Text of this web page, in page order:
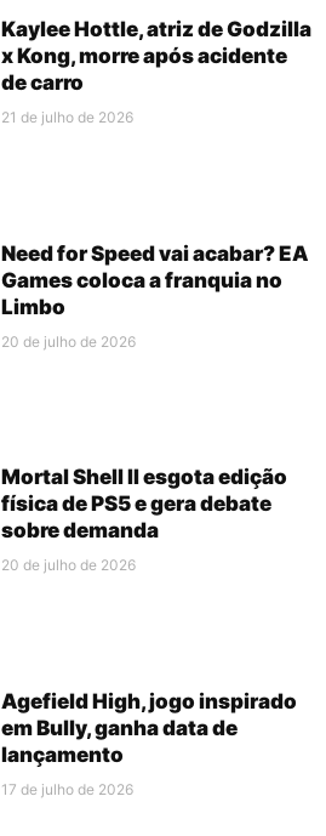
Kaylee Hottle, atriz de Godzilla
x Kong, morre após acidente
de carro
21 de julho de 2026
Need for Speed vai acabar? EA
Games coloca a franquia no
Limbo
20 de julho de 2026
Mortal Shell II esgota edição
física de PS5 e gera debate
sobre demanda
20 de julho de 2026
Agefield High, jogo inspirado
em Bully, ganha data de
lançamento
17 de julho de 2026